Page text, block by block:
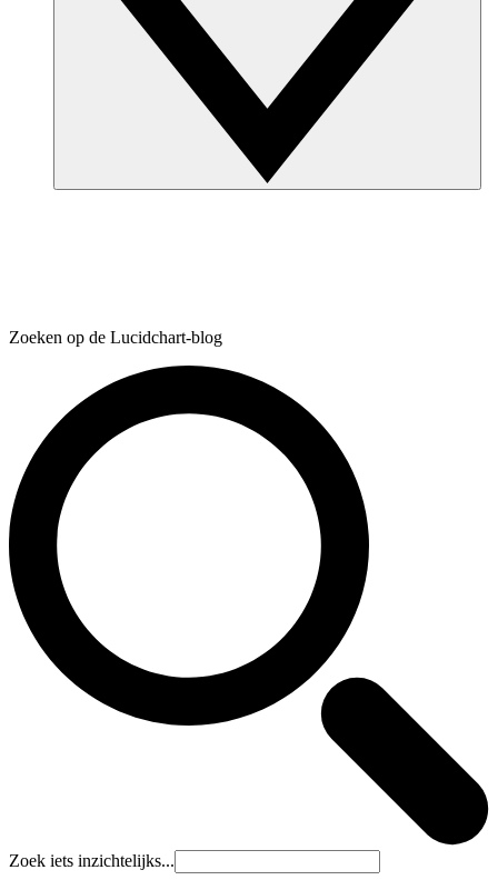
Zoeken op de Lucidchart-blog
Zoek iets inzichtelijks...